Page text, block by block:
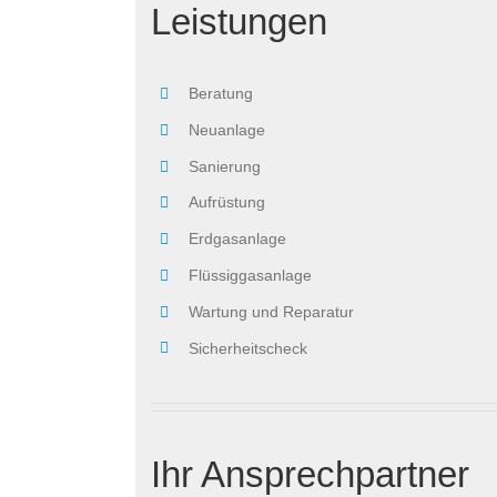
Leistungen
Beratung
Neuanlage
Sanierung
Aufrüstung
Erdgasanlage
Flüssiggasanlage
Wartung und Reparatur
Sicherheitscheck
Ihr Ansprechpartner